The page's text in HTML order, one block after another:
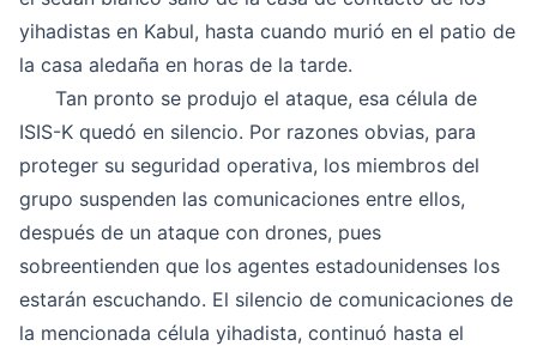
yihadistas en Kabul, hasta cuando murió en el patio de
la casa aledaña en horas de la tarde.
Tan pronto se produjo el ataque, esa célula de
ISIS-K quedó en silencio. Por razones obvias, para
proteger su seguridad operativa, los miembros del
grupo suspenden las comunicaciones entre ellos,
después de un ataque con drones, pues
sobreentienden que los agentes estadounidenses los
estarán escuchando. El silencio de comunicaciones de
la mencionada célula yihadista, continuó hasta el